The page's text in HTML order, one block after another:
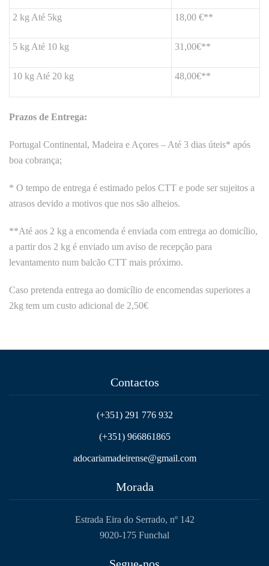
2 kg Até 5kg 18,00 €**
5 kg Até 10 kg 31,00€**
10 kg Até 20 kg 48,00€**
Prazos de Entrega:
Portugal Continental, Madeira e Açores – Até 3 dias úteis* após
boa cobrança;
* O tempo de entrega é estimado pelos CTT e pode ser sujeitos a
atrasos devido a motivos que nos são alheios.
**Até aos 2 kg a encomenda é enviada com entrega ao domicílio,
a partir dos 2 kg é enviado um aviso de recepção para
levantamento num balcão CTT mais próximo.
Caso pretenda entrega ao domicílio de encomendas superiores a
2kg tem um custo adicional de 2,50€
Contactos
(+351) 291 776 932
(+351) 966861865
adocariamadeirense@gmail.com
Morada
Estrada Eira do Serrado, nº 142
9020-175 Funchal